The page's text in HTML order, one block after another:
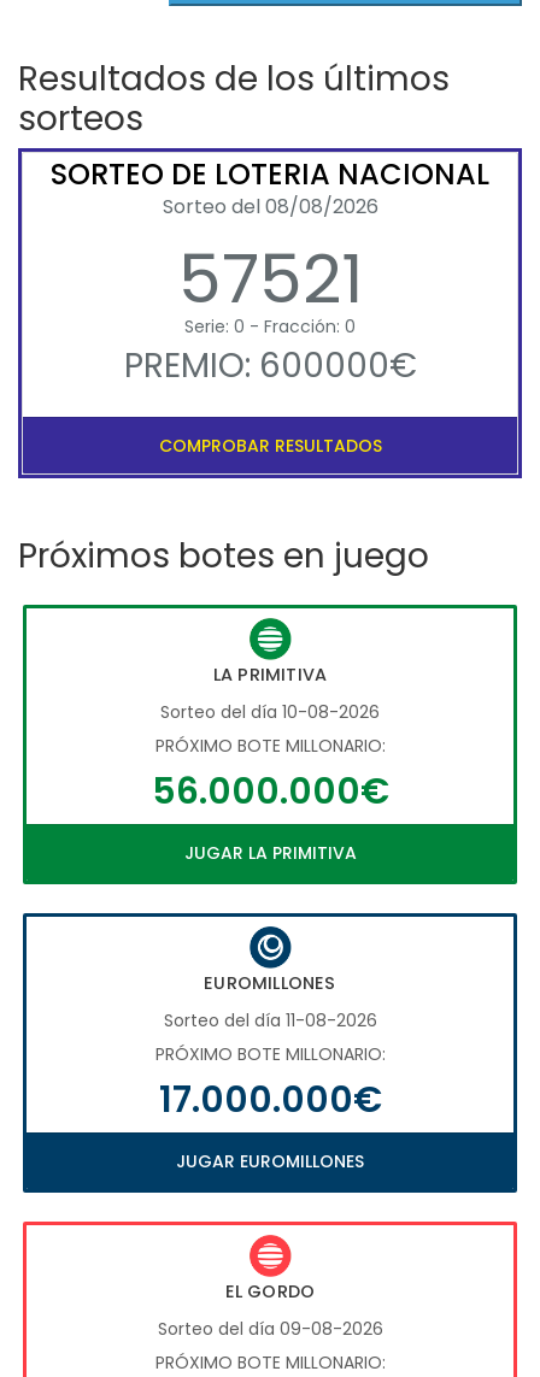
Resultados de los últimos
sorteos
SORTEO DE LOTERIA NACIONAL
Sorteo del 08/08/2026
57521
Serie: 0 - Fracción: 0
PREMIO: 600000€
COMPROBAR RESULTADOS
Próximos botes en juego
LA PRIMITIVA
Sorteo del día 10-08-2026
PRÓXIMO BOTE MILLONARIO:
56.000.000€
JUGAR LA PRIMITIVA
EUROMILLONES
Sorteo del día 11-08-2026
PRÓXIMO BOTE MILLONARIO:
17.000.000€
JUGAR EUROMILLONES
EL GORDO
Sorteo del día 09-08-2026
PRÓXIMO BOTE MILLONARIO: